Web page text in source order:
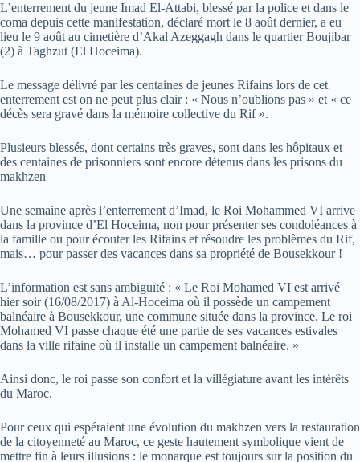
L’enterrement du jeune Imad El-Attabi, blessé par la police et dans le
coma depuis cette manifestation, déclaré mort le 8 août dernier, a eu
lieu le 9 août au cimetière d’Akal Azeggagh dans le quartier Boujibar
(2) à Taghzut (El Hoceima).
Le message délivré par les centaines de jeunes Rifains lors de cet
enterrement est on ne peut plus clair : « Nous n’oublions pas » et « ce
décès sera gravé dans la mémoire collective du Rif ».
Plusieurs blessés, dont certains très graves, sont dans les hôpitaux et
des centaines de prisonniers sont encore détenus dans les prisons du
makhzen
Une semaine après l’enterrement d’Imad, le Roi Mohammed VI arrive
dans la province d’El Hoceima, non pour présenter ses condoléances à
la famille ou pour écouter les Rifains et résoudre les problèmes du Rif,
mais… pour passer des vacances dans sa propriété de Bousekkour !
L’information est sans ambiguïté : « Le Roi Mohamed VI est arrivé
hier soir (16/08/2017) à Al-Hoceima où il possède un campement
balnéaire à Bousekkour, une commune située dans la province. Le roi
Mohamed VI passe chaque été une partie de ses vacances estivales
dans la ville rifaine où il installe un campement balnéaire. »
Ainsi donc, le roi passe son confort et la villégiature avant les intérêts
du Maroc.
Pour ceux qui espéraient une évolution du makhzen vers la restauration
de la citoyenneté au Maroc, ce geste hautement symbolique vient de
mettre fin à leurs illusions : le monarque est toujours sur la position du